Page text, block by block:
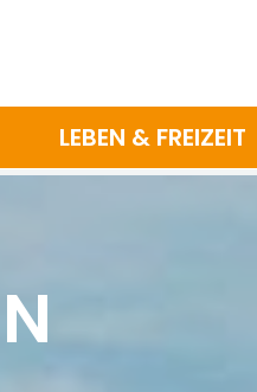
LEBEN & FREIZEIT